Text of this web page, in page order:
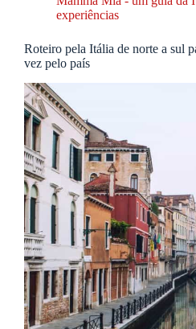
experiências
Roteiro pela Itália de norte a sul
vez pelo país